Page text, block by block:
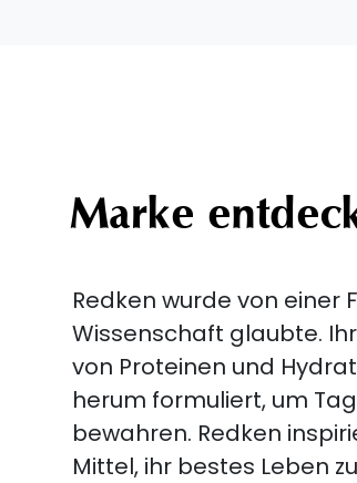
Marke
Redken wurde von einer
Wissenschaft glaubte.
von Proteinen und
herum formuliert, um
bewahren. Redken
Mittel, ihr bestes Leben